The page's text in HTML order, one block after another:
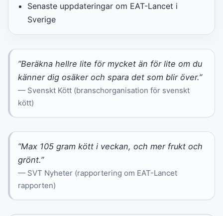
Senaste uppdateringar om EAT-Lancet i
Sverige
”Beräkna hellre lite för mycket än för lite om du
känner dig osäker och spara det som blir över.”
— Svenskt Kött (branschorganisation för svenskt
kött)
”Max 105 gram kött i veckan, och mer frukt och
grönt.”
— SVT Nyheter (rapportering om EAT-Lancet
rapporten)